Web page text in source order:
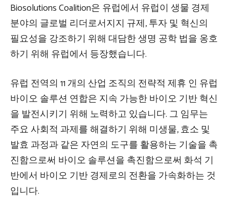
Biosolutions Coalition은 유럽에서 유럽이 생물 경제
분야의 글로벌 리더로서지지 규제, 투자 및 혁신의
필요성을 강조하기 위해 대담한 생명 공학 법을 옹호
하기 위해 유럽에서 등장했습니다.
유럽 ​​전역의 11 개의 산업 조직의 전략적 제휴 인 유럽
바이오 솔루션 연합은 지속 가능한 바이오 기반 혁신
을 발전시키기 위해 노력하고 있습니다. 그 임무는
주요 사회적 과제를 해결하기 위해 미생물, 효소 및
발효 과정과 같은 자연의 도구를 활용하는 기술을 촉
진함으로써 바이오 솔루션을 촉진함으로써 화석 기
반에서 바이오 기반 경제로의 전환을 가속화하는 것
입니다.